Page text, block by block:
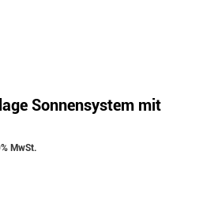
Sonnensystem mit
MwSt.